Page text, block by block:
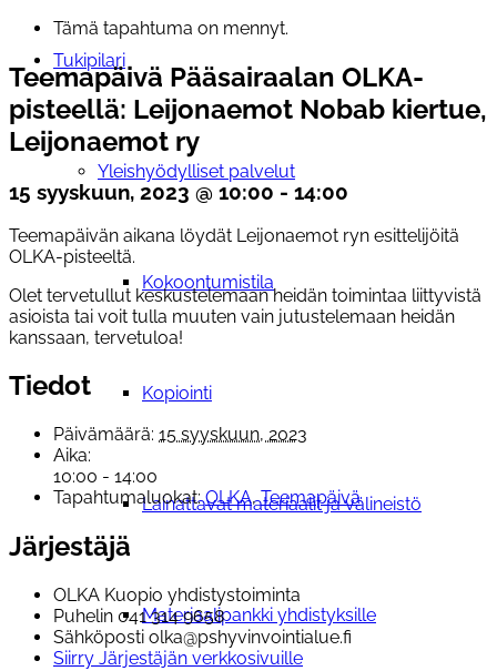
Tukipilari
Yleishyödylliset palvelut
Kokoontumistila
Kopiointi
Lainattavat materiaalit ja välineistö
Materiaalipankki yhdistyksille
Tämä tapahtuma on mennyt.
Teemapäivä Pääsairaalan OLKA-
pisteellä: Leijonaemot Nobab kiertue,
Leijonaemot ry
15 syyskuun, 2023 @ 10:00 - 14:00
Teemapäivän aikana löydät Leijonaemot ryn esittelijöitä
OLKA-pisteeltä.
Olet tervetullut keskustelemaan heidän toimintaa liittyvistä
asioista tai voit tulla muuten vain jutustelemaan heidän
kanssaan, tervetuloa!
Tiedot
Päivämäärä: 15 syyskuun, 2023
Aika:
10:00 - 14:00
Tapahtumaluokat: OLKA,Teemapäivä
Järjestäjä
OLKA Kuopio yhdistystoiminta
Puhelin 041 314 9658
Sähköposti olka@pshyvinvointialue.fi
Siirry Järjestäjän verkkosivuille